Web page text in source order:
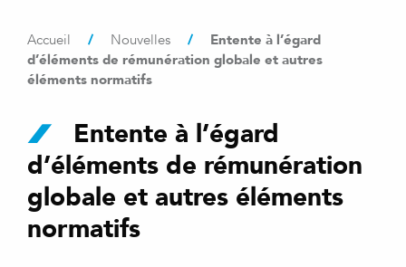
Accueil / Nouvelles /
Entente à l’égard
d’éléments de rémunération globale et autres
éléments normatifs
Entente à l’égard
d’éléments de rémunération
globale et autres éléments
normatifs